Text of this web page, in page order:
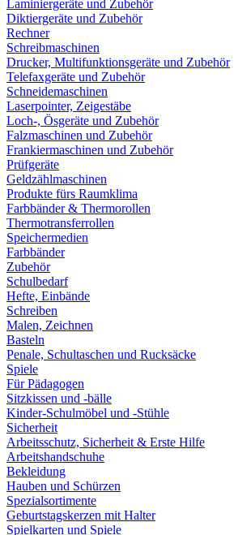
Laminiergeräte und Zubehör
Diktiergeräte und Zubehör
Rechner
Schreibmaschinen
Drucker, Multifunktionsgeräte und Zubehör
Telefaxgeräte und Zubehör
Schneidemaschinen
Laserpointer, Zeigestäbe
Loch-, Ösgeräte und Zubehör
Falzmaschinen und Zubehör
Frankiermaschinen und Zubehör
Prüfgeräte
Geldzählmaschinen
Produkte fürs Raumklima
Farbbänder & Thermorollen
Thermotransferrollen
Speichermedien
Farbbänder
Zubehör
Schulbedarf
Hefte, Einbände
Schreiben
Malen, Zeichnen
Basteln
Penale, Schultaschen und Rucksäcke
Spiele
Für Pädagogen
Sitzkissen und -bälle
Kinder-Schulmöbel und -Stühle
Sicherheit
Arbeitsschutz, Sicherheit & Erste Hilfe
Arbeitshandschuhe
Bekleidung
Hauben und Schürzen
Spezialsortimente
Geburtstagskerzen mit Halter
Spielkarten und Spiele